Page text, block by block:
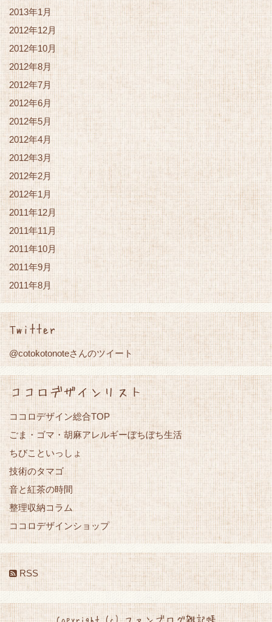
2013年1月
2012年12月
2012年10月
2012年8月
2012年7月
2012年6月
2012年5月
2012年4月
2012年3月
2012年2月
2012年1月
2011年12月
2011年11月
2011年10月
2011年9月
2011年8月
Twitter
@cotokotonoteさんのツイート
ココロデザインリスト
ココロデザイン総合TOP
ごま・ゴマ・胡麻アレルギーぼちぼち生活
ちびこといっしょ
技術のタマゴ
音と紅茶の時間
整理収納コラム
ココロデザインショップ
RSS
Copyright (c) ファンブログ雑記帳